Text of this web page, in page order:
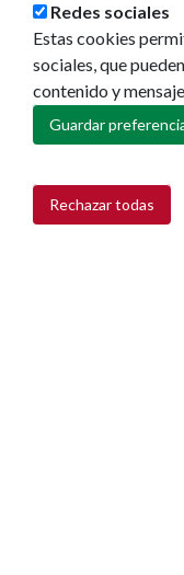
Redes sociales
Estas cookies
sociales, que
contenido y
Guardar
Rechazar todas
Retirar consentimiento